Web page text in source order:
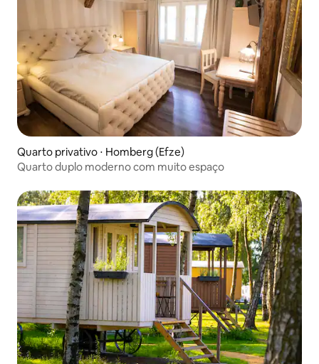
Quarto privativo ⋅ Homberg (Efze)
Quarto duplo moderno com muito espaço